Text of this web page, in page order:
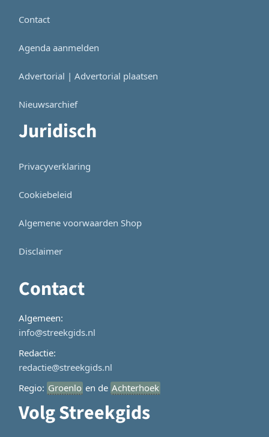
Contact
Agenda aanmelden
Advertorial | Advertorial plaatsen
Nieuwsarchief
Juridisch
Privacyverklaring
Cookiebeleid
Algemene voorwaarden Shop
Disclaimer
Contact
Algemeen:
info@streekgids.nl
Redactie:
redactie@streekgids.nl
Regio: Groenlo en de Achterhoek
Volg Streekgids